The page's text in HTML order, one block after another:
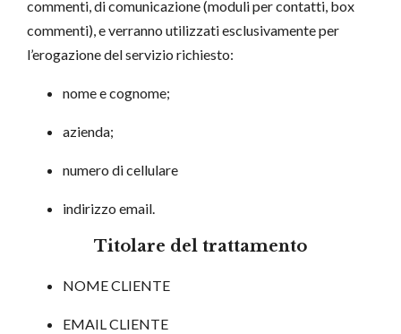
commenti, di comunicazione (moduli per contatti, box
commenti), e verranno utilizzati esclusivamente per
l’erogazione del servizio richiesto:
nome e cognome;
azienda;
numero di cellulare
indirizzo email.
Titolare del trattamento
NOME CLIENTE
EMAIL CLIENTE